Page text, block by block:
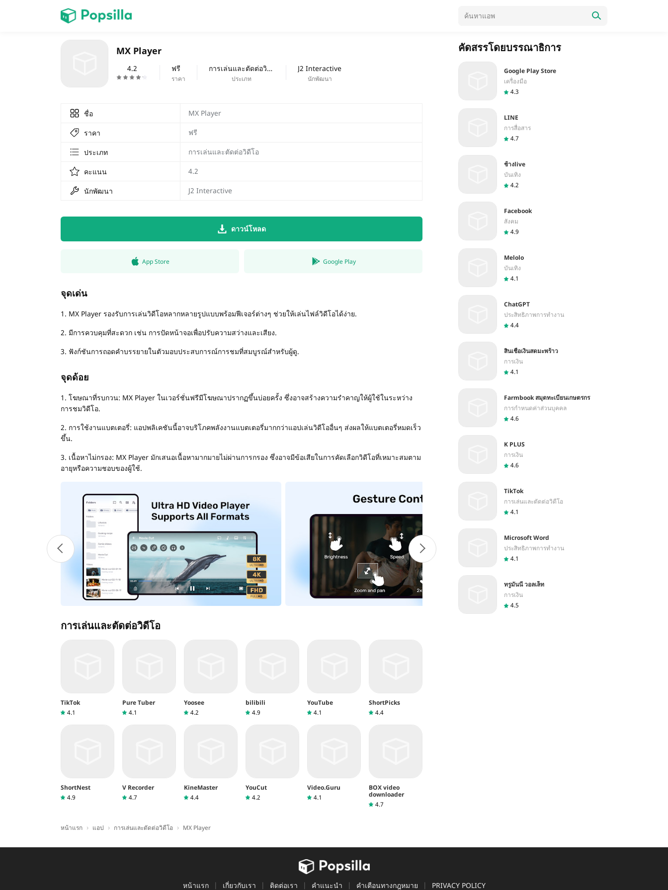
MX Player
4.2 ฟรี
ราคา
การเล่นและตัดต่อวิดีโอ
ประเภท
J2 Interactive
นักพัฒนา
ชื่อ MX Player
ราคา ฟรี
ประเภท การเล่นและตัดต่อวิดีโอ
คะแนน 4.2
นักพัฒนา J2 Interactive
ดาวน์โหลด
App Store Google Play
จุดเด่น
1. MX Player รองรับการเล่นวิดีโอหลากหลายรูปแบบพร้อมฟีเจอร์ต่างๆ ช่วยให้เล่นไฟล์วิดีโอได้ง่าย.
2. มีการควบคุมที่สะดวก เช่น การปัดหน้าจอเพื่อปรับความสว่างและเสียง.
3. ฟังก์ชันการถอดคำบรรยายในตัวมอบประสบการณ์การชมที่สมบูรณ์สำหรับผู้ดู.
จุดด้อย
1. โฆษณาที่รบกวน: MX Player ในเวอร์ชั่นฟรีมีโฆษณาปรากฏขึ้นบ่อยครั้ง ซึ่งอาจสร้างความรำคาญให้ผู้ใช้ในระหว่าง
การชมวิดีโอ.
2. การใช้งานแบตเตอรี่: แอปพลิเคชันนี้อาจบริโภคพลังงานแบตเตอรี่มากกว่าแอปเล่นวิดีโออื่นๆ ส่งผลให้แบตเตอรี่หมดเร็ว
ขึ้น.
3. เนื้อหาไม่กรอง: MX Player มักเสนอเนื้อหามากมายไม่ผ่านการกรอง ซึ่งอาจมีข้อเสียในการคัดเลือกวิดีโอที่เหมาะสมตาม
อายุหรือความชอบของผู้ใช้.
การเล่นและตัดต่อวิดีโอ
TikTok
4.1
Pure Tuber
4.1
Yoosee
4.2
bilibili
4.9
YouTube
4.1
ShortPicks
4.4
ShortNest
4.9
V Recorder
4.7
KineMaster
4.4
YouCut
4.2
Video.Guru
4.1
BOX video
downloader
4.7
หน้าแรก › แอป › การเล่นและตัดต่อวิดีโอ › MX Player
คัดสรรโดยบรรณาธิการ
Google Play Store
เครื่องมือ
4.3
LINE
การสื่อสาร
4.7
ช้างlive
บันเทิง
4.2
Facebook
สังคม
4.9
Melolo
บันเทิง
4.1
ChatGPT
ประสิทธิภาพการทำงาน
4.4
สินเชื่อเงินสดมะพร้าว
การเงิน
4.1
Farmbook สมุดทะเบียนเกษตรกร
การกำหนดค่าส่วนบุคคล
4.6
K PLUS
การเงิน
4.6
TikTok
การเล่นและตัดต่อวิดีโอ
4.1
Microsoft Word
ประสิทธิภาพการทำงาน
4.1
ทรูมันนี่ วอลเล็ท
การเงิน
4.5
หน้าแรก เกี่ยวกับเรา ติดต่อเรา คำแนะนำ คำเตือนทางกฎหมาย PRIVACY POLICY